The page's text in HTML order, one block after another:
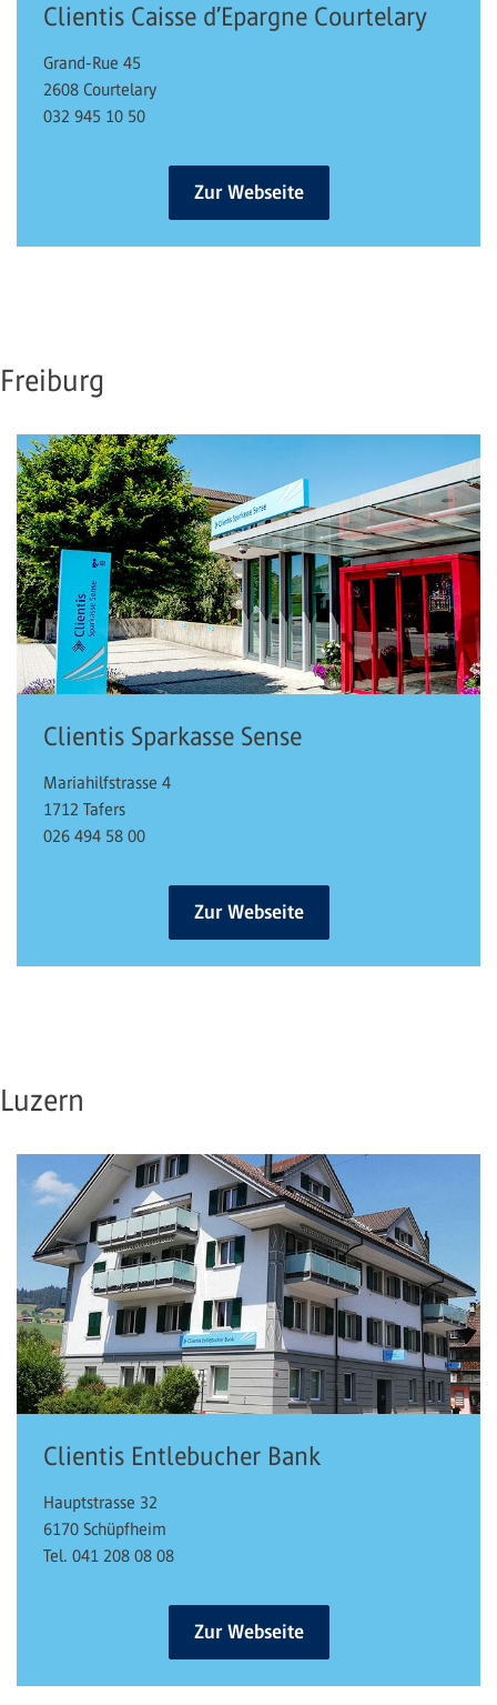
Clientis Caisse d’Epargne Courtelary
Grand-Rue 45
2608 Courtelary
032 945 10 50
Zur Webseite
Freiburg
Clientis Sparkasse Sense
Mariahilfstrasse 4
1712 Tafers
026 494 58 00
Zur Webseite
Luzern
Clientis Entlebucher Bank
Hauptstrasse 32
6170 Schüpfheim
Tel. 041 208 08 08
Zur Webseite